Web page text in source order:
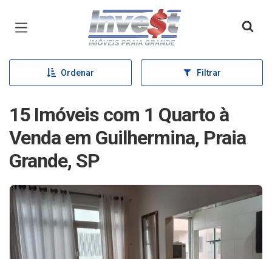
Página inicial
Ordenar Filtrar
15 Imóveis com 1 Quarto à
Venda em Guilhermina, Praia
Grande, SP